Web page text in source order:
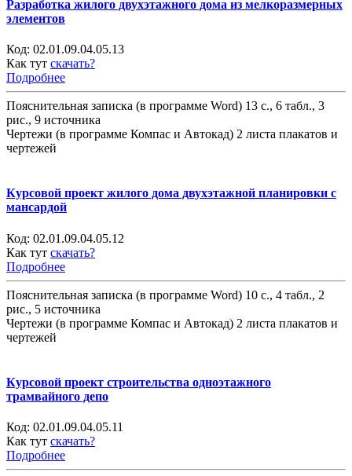
Разработка жилого двухэтажного дома из мелкоразмерных
элементов
Код: 02.01.09.04.05.13
Как тут скачать?
Подробнее
Пояснительная записка (в программе Word) 13 с., 6 табл., 3
рис., 9 источника
Чертежи (в программе Компас и Автокад) 2 листа плакатов и
чертежей
Курсовой проект жилого дома двухэтажной планировки с
мансардой
Код: 02.01.09.04.05.12
Как тут скачать?
Подробнее
Пояснительная записка (в программе Word) 10 с., 4 табл., 2
рис., 5 источника
Чертежи (в программе Компас и Автокад) 2 листа плакатов и
чертежей
Курсовой проект строительства одноэтажного
трамвайного депо
Код: 02.01.09.04.05.11
Как тут скачать?
Подробнее